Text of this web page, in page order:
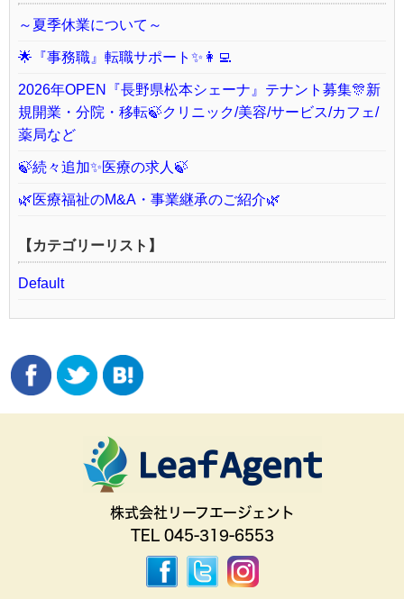
～夏季休業について～
🌟『事務職』転職サポート✨👩‍💻
2026年OPEN『長野県松本シェーナ』テナント募集🎊新
規開業・分院・移転🍃クリニック/美容/サービス/カフェ/
薬局など
🍃続々追加✨医療の求人🍃
🌿医療福祉のM&A・事業継承のご紹介🌿
【カテゴリーリスト】
Default
株式会社リーフエージェント
TEL 045-319-6553